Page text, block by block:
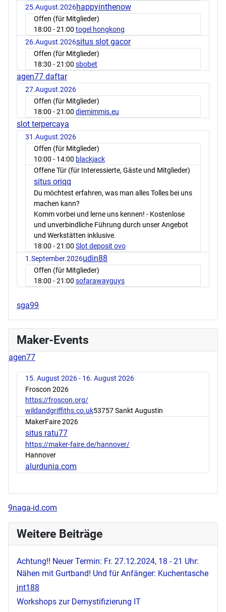
25.August.2026happyinthenow
Offen (für Mitglieder)
18:00 - 21:00 togel hongkong
26.August.2026situs slot gacor
Offen (für Mitglieder)
18:30 - 21:00 sbobet
agen77 daftar
27.August.2026
Offen (für Mitglieder)
18:00 - 21:00 diemimmis.eu
slot terpercaya
31.August.2026
Offen (für Mitglieder)
10:00 - 14:00 blackjack
Offene Tür (für Interessierte, Gäste und Mitglieder)
situs oriqq
Du möchtest erfahren, was man alles Tolles bei uns
machen kann?
Komm vorbei und lerne uns kennen! - Kostenlose
und unverbindliche Führung durch unser Angebot
und Werkstätten inklusive.
18:00 - 21:00 Slot deposit ovo
1.September.2026udin88
Offen (für Mitglieder)
18:00 - 21:00 sofarawayguys
sga99
Maker-Events
agen77
15. August 2026 - 16. August 2026
Froscon 2026
https://froscon.org/
wildandgriffiths.co.uk53757 Sankt Augustin
MakerFaire 2026
situs ratu77
https://maker-faire.de/hannover/
Hannover
alurdunia.com
9naga-id.com
Weitere Beiträge
Achtung!! Neuer Termin: Fr. 27.12.2024, 18 - 21 Uhr:
Nähen mit Gurtband! Und für Anfänger: Kuchentasche
jnt188
Workshops zur Demystifizierung IT